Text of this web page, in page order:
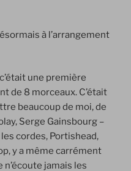
à l’arrangement
une première
de 8 morceaux. C’était
beaucoup de moi, de
Serge Gainsbourg –
cordes, Portishead,
y a même carrément
jamais les